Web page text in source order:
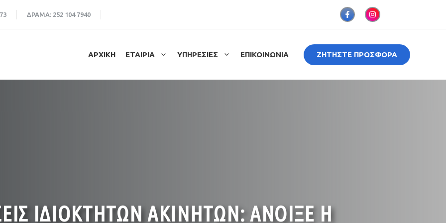
ΔΡΑΜΑ: 252 104 7940
ΑΡΧΙΚΗ ΕΤΑΙΡΙΑ ΥΠΗΡΕΣΙΕΣ ΕΠΙΚΟΙΝΩΝΙΑ ΖΗΤΗΣΤΕ ΠΡΟΣΦΟΡΑ
ΙΔΙΟΚΤΗΤΩΝ ΑΚΙΝΗΤΩΝ: ΑΝΟΙΞΕ Η